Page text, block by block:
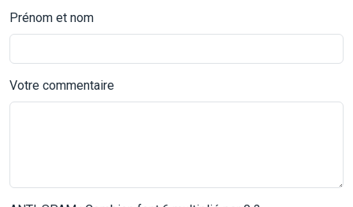
Prénom et nom
Votre commentaire